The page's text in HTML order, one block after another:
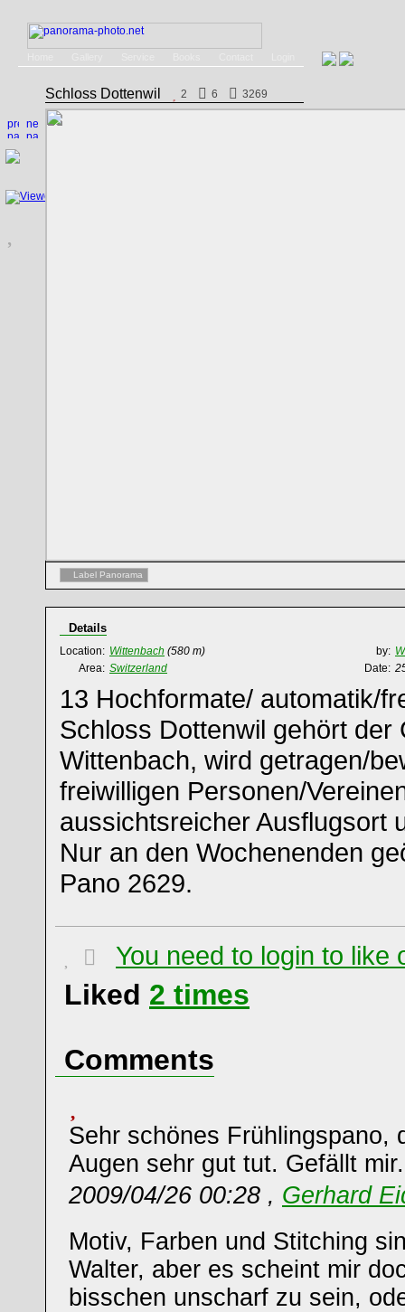
Schloss Dottenwil 2 6 3269
Label Panorama
Details
Location: Wittenbach (580 m) by:
Area: Switzerland Date:
13 Hochformate/ automatik/
Schloss Dottenwil gehört der
Wittenbach, wird getragen/
freiwilligen Personen/
aussichtsreicher Ausflugsort
Nur an den Wochenenden
Pano 2629.
You need to login to like
Liked 2 times
Comments
Sehr schönes Frühlingspano,
Augen sehr gut tut. Gefällt
2009/04/26 00:28 , Gerhard
Motiv, Farben und Stitching
Walter, aber es scheint mir
bisschen unscharf zu sein,